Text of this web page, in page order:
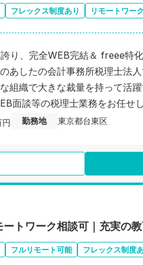
フレックス制度あり リモートワー
り、完全WEB完結＆ freee特
あしたの会計事務所税理士法
組織で大きな裁量を持って活
面談等の税理士業務をお任せし
円 勤務地 東京都台東区
トワーク相談可｜充実の
フルリモート可能 フレックス制度